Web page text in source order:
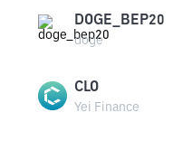
DOGE_BEP20
doge
CLO
Yei Finance